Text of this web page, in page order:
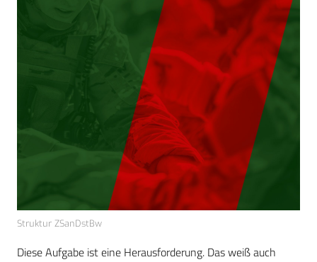
Struktur ZSanDstBw
Diese Aufgabe ist eine Herausforderung. Das weiß auch